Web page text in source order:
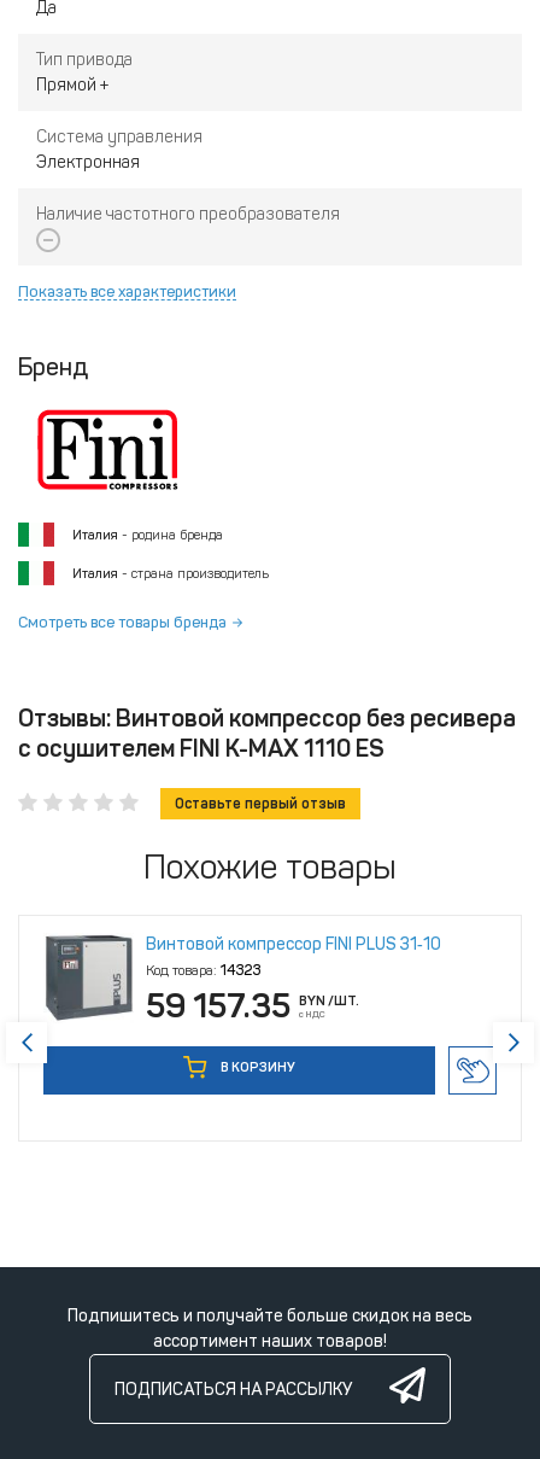
Да
Тип привода
Прямой +
Система управления
Электронная
Наличие частотного преобразователя
Показать все характеристики
Бренд
Италия - родина бренда
Италия - страна производитель
Смотреть все товары бренда
Отзывы: Винтовой компрессор без ресивера
с осушителем FINI K-MAX 1110 ES
Оставьте первый отзыв
Похожие товары
Винтовой компрессор FINI PLUS 31‑10
Код товара: 14323
59 157.35 BYN /ШТ.
с НДС
В КОРЗИНУ
Подпишитесь и получайте больше скидок на весь
ассортимент наших товаров!
ПОДПИСАТЬСЯ НА РАССЫЛКУ